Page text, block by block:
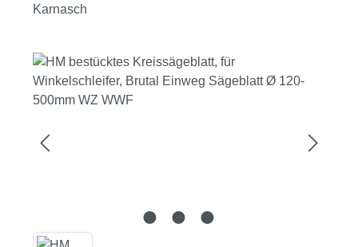
Karnasch
Bildergalerie überspringen